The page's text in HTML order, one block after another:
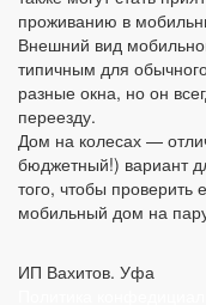
проживанию в
Внешний вид
типичным для
разные окна, но он
переезду.
Дом на колесах —
бюджетный!) вариант
того, чтобы проверить
мобильный дом на
ИП Вахитов. Уфа